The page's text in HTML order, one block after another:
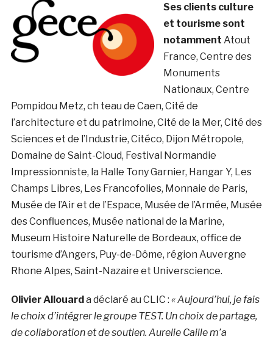
Ses clients culture
et tourisme sont
notamment Atout
France, Centre des
Monuments
Nationaux, Centre
Pompidou Metz, ch teau de Caen, Cité de
l’architecture et du patrimoine, Cité de la Mer, Cité des
Sciences et de l’Industrie, Citéco, Dijon Métropole,
Domaine de Saint-Cloud, Festival Normandie
Impressionniste, la Halle Tony Garnier, Hangar Y, Les
Champs Libres, Les Francofolies, Monnaie de Paris,
Musée de l’Air et de l’Espace, Musée de l’Armée, Musée
des Confluences, Musée national de la Marine,
Museum Histoire Naturelle de Bordeaux, office de
tourisme d’Angers, Puy-de-Dôme, région Auvergne
Rhone Alpes, Saint-Nazaire et Universcience.
Olivier Allouarda déclaré au CLIC : « Aujourd’hui, je fais
le choix d’intégrer le groupe TEST. Un choix de partage,
de collaboration et de soutien. Aurelie Caille m’a